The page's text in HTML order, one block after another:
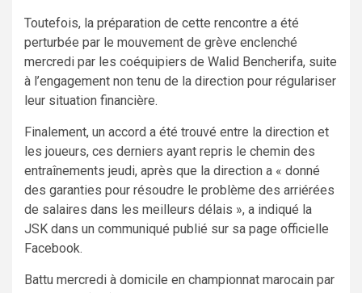
Toutefois, la préparation de cette rencontre a été
perturbée par le mouvement de grève enclenché
mercredi par les coéquipiers de Walid Bencherifa, suite
à l’engagement non tenu de la direction pour régulariser
leur situation financière.
Finalement, un accord a été trouvé entre la direction et
les joueurs, ces derniers ayant repris le chemin des
entraînements jeudi, après que la direction a « donné
des garanties pour résoudre le problème des arriérées
de salaires dans les meilleurs délais », a indiqué la
JSK dans un communiqué publié sur sa page officielle
Facebook.
Battu mercredi à domicile en championnat marocain par